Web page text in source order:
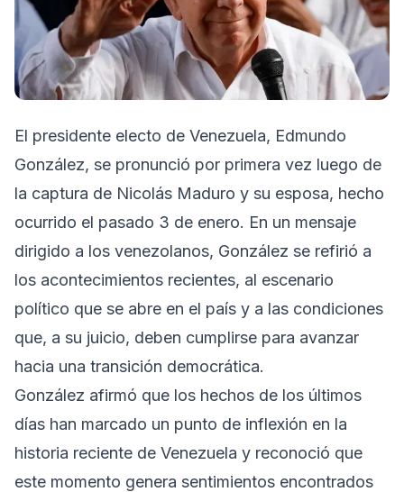
El presidente electo de Venezuela, Edmundo
González, se pronunció por primera vez luego de
la captura de Nicolás Maduro y su esposa, hecho
ocurrido el pasado 3 de enero. En un mensaje
dirigido a los venezolanos, González se refirió a
los acontecimientos recientes, al escenario
político que se abre en el país y a las condiciones
que, a su juicio, deben cumplirse para avanzar
hacia una transición democrática.
González afirmó que los hechos de los últimos
días han marcado un punto de inflexión en la
historia reciente de Venezuela y reconoció que
este momento genera sentimientos encontrados